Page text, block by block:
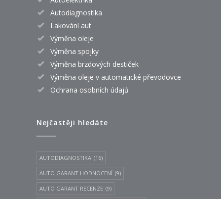
Autodiagnostika
Lakování aut
Výměna oleje
Výměna spojky
Výměna brzdových destiček
Výměna oleje v automatické převodovce
Ochrana osobních údajů
Nejčastěji hledáte
AUTODIAGNOSTIKA (16)
AUTO GARANT HODNOCENÍ (9)
AUTO GARANT RECENZE (9)